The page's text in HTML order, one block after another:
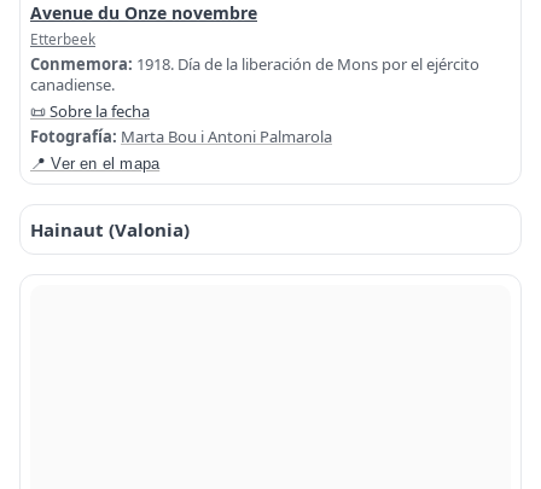
Avenue du Onze novembre
Etterbeek
Conmemora: 1918. Día de la liberación de Mons por el ejército
canadiense.
📜 Sobre la fecha
Fotografía: Marta Bou i Antoni Palmarola
📍 Ver en el mapa
Hainaut (Valonia)